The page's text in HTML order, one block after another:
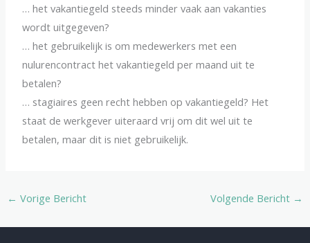
… het vakantiegeld steeds minder vaak aan vakanties
wordt uitgegeven?
… het gebruikelijk is om medewerkers met een
nulurencontract het vakantiegeld per maand uit te
betalen?
… stagiaires geen recht hebben op vakantiegeld? Het
staat de werkgever uiteraard vrij om dit wel uit te
betalen, maar dit is niet gebruikelijk.
← Vorige Bericht Volgende Bericht →